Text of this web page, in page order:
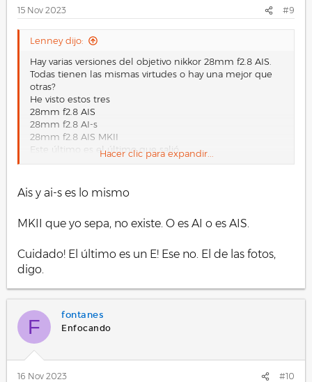
15 Nov 2023 #9
Lenney dijo:
Hay varias versiones del objetivo nikkor 28mm f2.8 AIS.
Todas tienen las mismas virtudes o hay una mejor que
otras?
He visto estos tres
28mm f2.8 AIS
28mm f2.8 AI-s
28mm f2.8 AIS MKII
Este último es el último que salió.
952625717/i3584446314.jpg?pictureSize=W640
https://cdn.wallapop.com/images/10420/fr/62/__/c10420p
Este objetivo es idéntico al que comentas?
Hacer clic para expandir...
Ais y ai-s es lo mismo
MKII que yo sepa, no existe. O es AI o es AIS.
Cuidado! El último es un E! Ese no. El de las fotos,
digo.
F
fontanes
Enfocando
16 Nov 2023 #10